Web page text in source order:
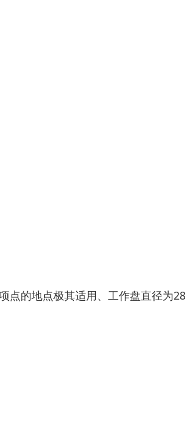
点的地点极其适用、工作盘直径为